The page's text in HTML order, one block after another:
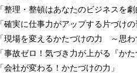
「整理・整頓はあなたのビジネスを
「確実に仕事力がアップする片づけ
「現場を変えるかたづけの力 ～思
「事故ゼロ！気づき力が上がる『か
「会社が変わる！かたづけの力」